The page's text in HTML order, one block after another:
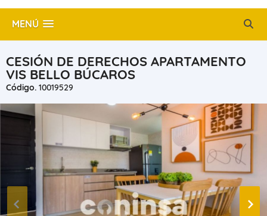
MENÚ
CESIÓN DE DERECHOS APARTAMENTO
VIS BELLO BÚCAROS
Código. 10019529